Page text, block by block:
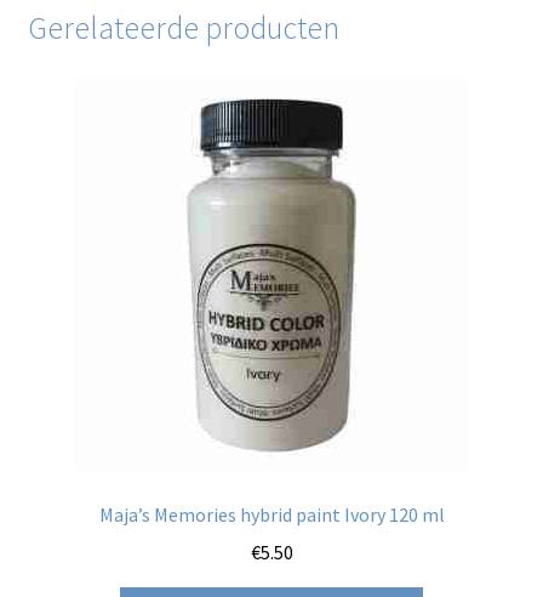
Gerelateerde producten
Maja’s Memories hybrid paint Ivory 120 ml
€5.50